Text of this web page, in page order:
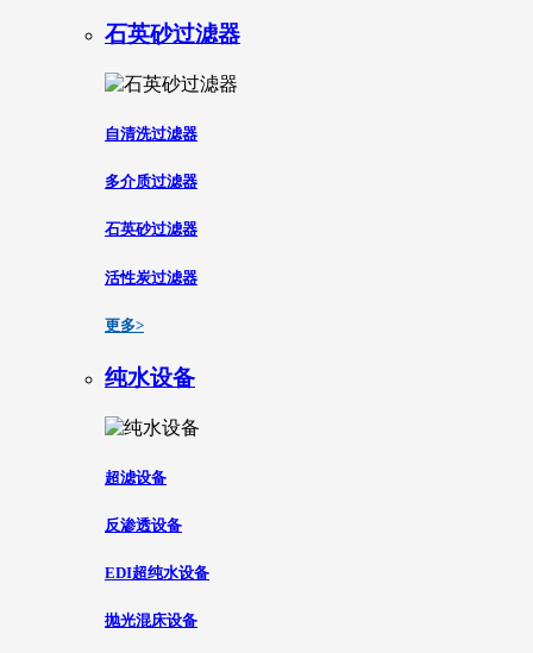
石英砂过滤器
自清洗过滤器
多介质过滤器
石英砂过滤器
活性炭过滤器
更多>
纯水设备
超滤设备
反渗透设备
EDI超纯水设备
抛光混床设备